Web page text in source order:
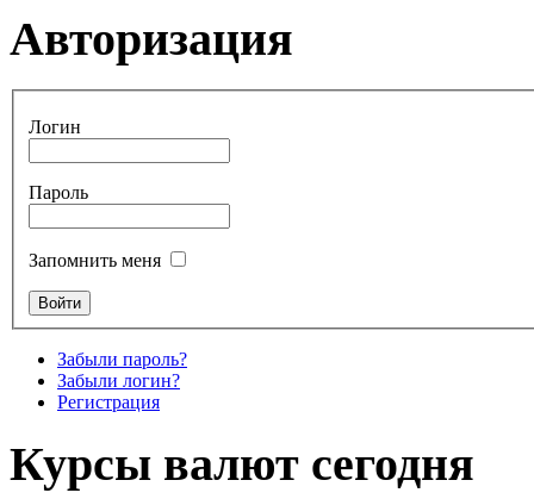
Авторизация
Логин
Пароль
Запомнить меня
Забыли пароль?
Забыли логин?
Регистрация
Курсы валют сегодня